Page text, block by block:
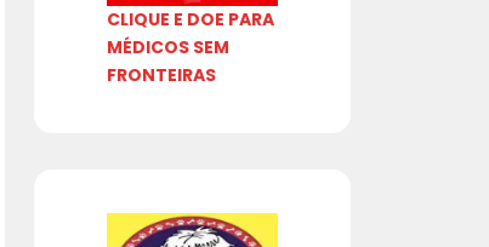
CLIQUE E DOE PARA
MÉDICOS SEM
FRONTEIRAS